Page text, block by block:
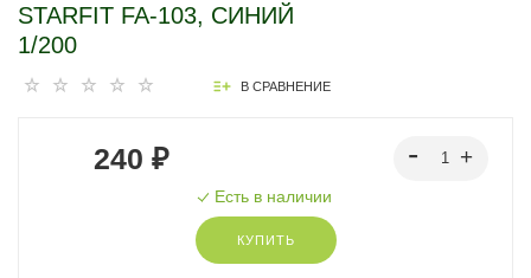
STARFIT FA-103, СИНИЙ
1/200
В СРАВНЕНИЕ
240 ₽
Есть в наличии
КУПИТЬ